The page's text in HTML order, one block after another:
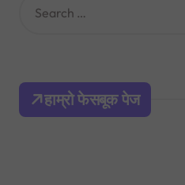
h
o
हाम्रो फेसबूक पेज